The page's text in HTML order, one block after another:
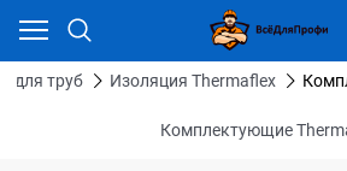
для труб Изоляция Thermaflex
Комплектующие
Ваш город - Тюмень,
угадали?
ДА НЕТ